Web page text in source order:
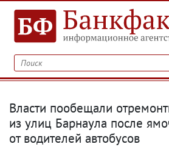
Власти пообещали
из улиц Барнаула после
от водителей автобусов